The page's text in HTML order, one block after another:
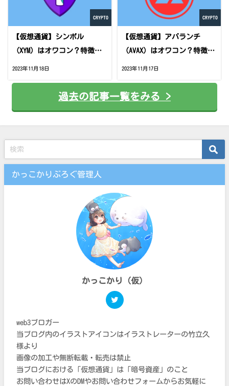
CRYPTO
【仮想通貨】シンボル
（XYM）はオワコン？特徴や
2023年11月18日
CRYPTO
【仮想通貨】アバランチ
（AVAX）はオワコン？特徴や
2023年11月17日
過去の記事一覧をみる >
かっこかりぶろぐ管理人
かっこかり（仮）
web3ブロガー
当ブログ内のイラストアイコンはイラストレーターの竹立久
様より
画像の加工や無断転載・転売は禁止
当ブログにおける「仮想通貨」は「暗号資産」のこと
お問い合わせはXのDMやお問い合わせフォームからお気軽に